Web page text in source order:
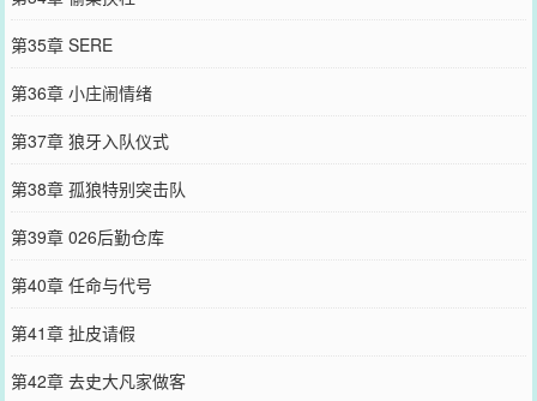
第35章 SERE
第36章 小庄闹情绪
第37章 狼牙入队仪式
第38章 孤狼特别突击队
第39章 026后勤仓库
第40章 任命与代号
第41章 扯皮请假
第42章 去史大凡家做客